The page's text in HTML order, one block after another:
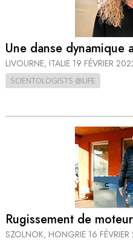
Une danse dynamique
LIVOURNE, ITALIE 19 FÉVRIER
SCIENTOLOGISTS @LIFE
Rugissement de
SZOLNOK, HONGRIE 16